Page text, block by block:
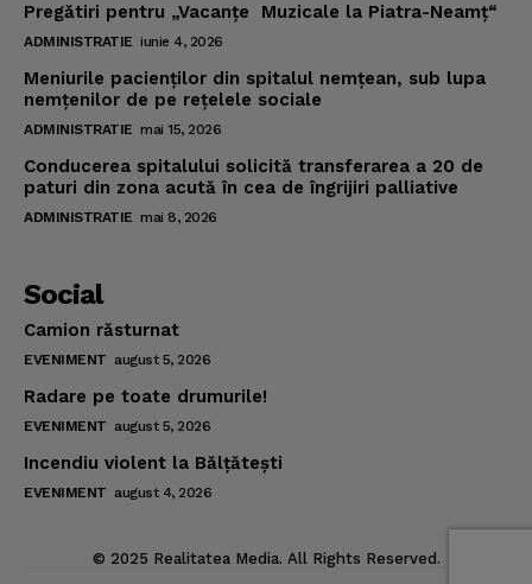
Pregătiri pentru „Vacanţe Muzicale la Piatra-Neamţ“
ADMINISTRATIE iunie 4, 2026
Meniurile pacienţilor din spitalul nemţean, sub lupa
nemţenilor de pe reţelele sociale
ADMINISTRATIE mai 15, 2026
Conducerea spitalului solicită transferarea a 20 de
paturi din zona acută în cea de îngrijiri palliative
ADMINISTRATIE mai 8, 2026
Social
Camion răsturnat
EVENIMENT august 5, 2026
Radare pe toate drumurile!
EVENIMENT august 5, 2026
Incendiu violent la Bălţăteşti
EVENIMENT august 4, 2026
© 2025 Realitatea Media. All Rights Reserved.